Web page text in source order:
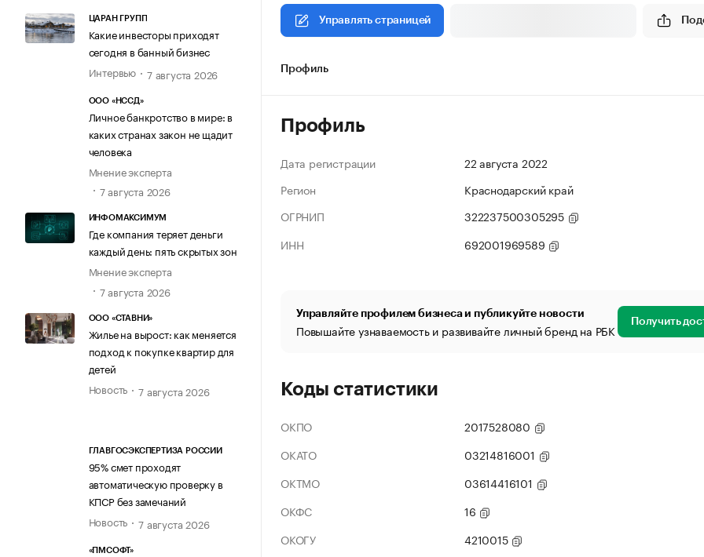
ЦАРАН ГРУПП
Какие инвесторы приходят
сегодня в банный бизнес
Интервью
7 августа 2026
ООО «НССД»
Личное банкротство в мире: в
каких странах закон не щадит
человека
Мнение эксперта
7 августа 2026
ИНФОМАКСИМУМ
Где компания теряет деньги
каждый день: пять скрытых зон
Мнение эксперта
7 августа 2026
ООО «СТАВНИ»
Жилье на вырост: как меняется
подход к покупке квартир для
детей
Новость
7 августа 2026
ГЛАВГОСЭКСПЕРТИЗА РОССИИ
95% смет проходят
автоматическую проверку в
КПСР без замечаний
Новость
7 августа 2026
«ПМСОФТ»
Управлять страницей
Профиль
Профиль
Дата регистрации
22 августа 2022
Регион
Краснодарский край
ОГРНИП
322237500305295
ИНН
692001969589
Управляйте профилем бизнеса и публикуйте новости
Повышайте узнаваемость и развивайте личный бренд на РБК Получить
Коды статистики
ОКПО
2017528080
ОКАТО
03214816001
ОКТМО
03614416101
ОКФС
16
ОКОГУ
4210015